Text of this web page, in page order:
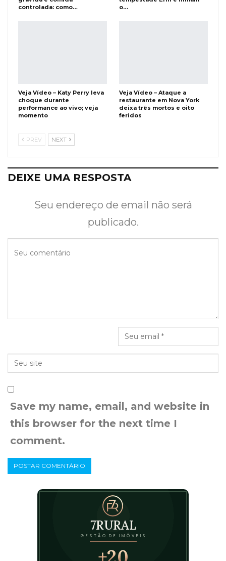
controlada: como…
o…
Veja Vídeo – Katy Perry leva
choque durante
performance ao vivo; veja
momento
Veja Vídeo – Ataque a
restaurante em Nova York
deixa três mortos e oito
feridos
PREV NEXT
DEIXE UMA RESPOSTA
Seu endereço de email não será
publicado.
Save my name, email, and website in
this browser for the next time I
comment.